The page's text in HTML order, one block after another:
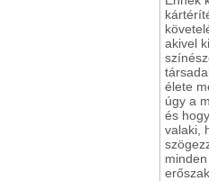
akivel
élete
úgy a
és
valaki,